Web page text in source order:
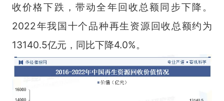
收价格下跌，带动全年回收总额同步下降。
2022年我国十个品种再生资源回收总额约为
13140.5亿元，同比下降4.0%。